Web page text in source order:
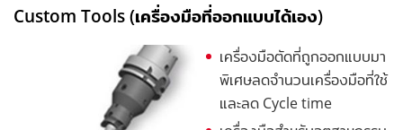
Custom Tools (เครื่องมือที่ออกแบบได้เอง)
เครื่องมือตัดที่ถูกออกแบบมา
พิเศษลดจำนวนเครื่องมือที่ใช้
และลด Cycle time